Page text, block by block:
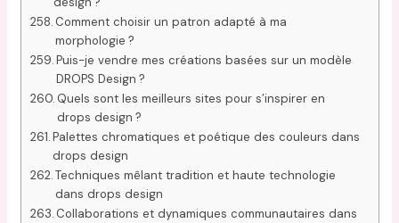
Comment choisir un patron adapté à ma
morphologie ?
Puis-je vendre mes créations basées sur un modèle
DROPS Design ?
Quels sont les meilleurs sites pour s’inspirer en
drops design ?
Palettes chromatiques et poétique des couleurs dans
drops design
Techniques mêlant tradition et haute technologie
dans drops design
Collaborations et dynamiques communautaires dans